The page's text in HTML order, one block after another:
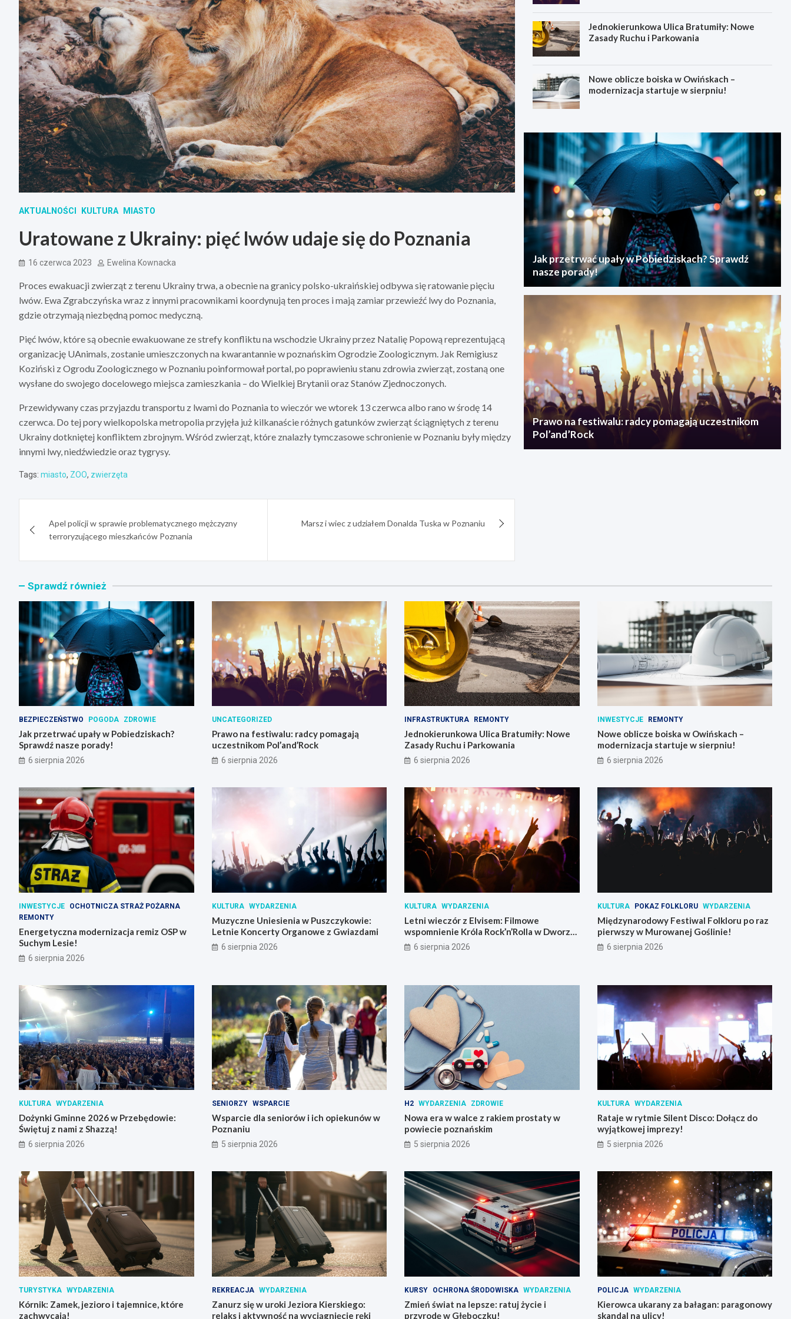
AKTUALNOŚCI KULTURA MIASTO
Uratowane z Ukrainy: pięć lwów udaje się do Poznania
16 czerwca 2023 Ewelina Kownacka
Proces ewakuacji zwierząt z terenu Ukrainy trwa, a obecnie na granicy polsko-ukraińskiej odbywa się ratowanie pięciu
lwów. Ewa Zgrabczyńska wraz z innymi pracownikami koordynują ten proces i mają zamiar przewieźć lwy do Poznania,
gdzie otrzymają niezbędną pomoc medyczną.
Pięć lwów, które są obecnie ewakuowane ze strefy konfliktu na wschodzie Ukrainy przez Natalię Popową reprezentującą
organizację UAnimals, zostanie umieszczonych na kwarantannie w poznańskim Ogrodzie Zoologicznym. Jak Remigiusz
Koziński z Ogrodu Zoologicznego w Poznaniu poinformował portal, po poprawieniu stanu zdrowia zwierząt, zostaną one
wysłane do swojego docelowego miejsca zamieszkania – do Wielkiej Brytanii oraz Stanów Zjednoczonych.
Przewidywany czas przyjazdu transportu z lwami do Poznania to wieczór we wtorek 13 czerwca albo rano w środę 14
czerwca. Do tej pory wielkopolska metropolia przyjęła już kilkanaście różnych gatunków zwierząt ściągniętych z terenu
Ukrainy dotkniętej konfliktem zbrojnym. Wśród zwierząt, które znalazły tymczasowe schronienie w Poznaniu były między
innymi lwy, niedźwiedzie oraz tygrysy.
Tags: miasto, ZOO, zwierzęta
wpisuApel policji w sprawie problematycznego mężczyzny
terroryzującego mieszkańców Poznania
Marsz i wiec z udziałem Donalda Tuska w Poznaniu
Jednokierunkowa Ulica Bratumiły: Nowe
Zasady Ruchu i Parkowania
Nowe oblicze boiska w Owińskach –
modernizacja startuje w sierpniu!
Jak przetrwać upały w Pobiedziskach? Sprawdź
nasze porady!
Prawo na festiwalu: radcy pomagają uczestnikom
Pol’and’Rock
Sprawdź również
BEZPIECZEŃSTWO POGODA ZDROWIE
Jak przetrwać upały w Pobiedziskach?
Sprawdź nasze porady!
6 sierpnia 2026
UNCATEGORIZED
Prawo na festiwalu: radcy pomagają
uczestnikom Pol’and’Rock
6 sierpnia 2026
INFRASTRUKTURA REMONTY
Jednokierunkowa Ulica Bratumiły: Nowe
Zasady Ruchu i Parkowania
6 sierpnia 2026
INWESTYCJE REMONTY
Nowe oblicze boiska w Owińskach –
modernizacja startuje w sierpniu!
6 sierpnia 2026
INWESTYCJE
OCHOTNICZA STRAŻ POŻARNA
REMONTY
Energetyczna modernizacja remiz OSP w
Suchym Lesie!
6 sierpnia 2026
KULTURA WYDARZENIA
Muzyczne Uniesienia w Puszczykowie:
Letnie Koncerty Organowe z Gwiazdami
6 sierpnia 2026
KULTURA WYDARZENIA
Letni wieczór z Elvisem: Filmowe
wspomnienie Króla Rock’n’Rolla w Dworze
Skrzynki
6 sierpnia 2026
KULTURA POKAZ FOLKLORU WYDARZENIA
Międzynarodowy Festiwal Folkloru po raz
pierwszy w Murowanej Goślinie!
6 sierpnia 2026
KULTURA WYDARZENIA
Dożynki Gminne 2026 w Przebędowie:
Świętuj z nami z Shazzą!
6 sierpnia 2026
SENIORZY WSPARCIE
Wsparcie dla seniorów i ich opiekunów w
Poznaniu
5 sierpnia 2026
H2 WYDARZENIA ZDROWIE
Nowa era w walce z rakiem prostaty w
powiecie poznańskim
5 sierpnia 2026
KULTURA WYDARZENIA
Rataje w rytmie Silent Disco: Dołącz do
wyjątkowej imprezy!
5 sierpnia 2026
TURYSTYKA WYDARZENIA
Kórnik: Zamek, jezioro i tajemnice, które
zachwycają!
REKREACJA WYDARZENIA
Zanurz się w uroki Jeziora Kierskiego:
relaks i aktywność na wyciągnięcie ręki
KURSY OCHRONA ŚRODOWISKA WYDARZENIA
Zmień świat na lepsze: ratuj życie i
przyrodę w Głęboczku!
POLICJA WYDARZENIA
Kierowca ukarany za bałagan: paragonowy
skandal na ulicy!